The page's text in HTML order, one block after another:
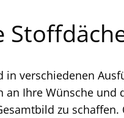
in verschiedenen
an Ihre Wünsche
zu